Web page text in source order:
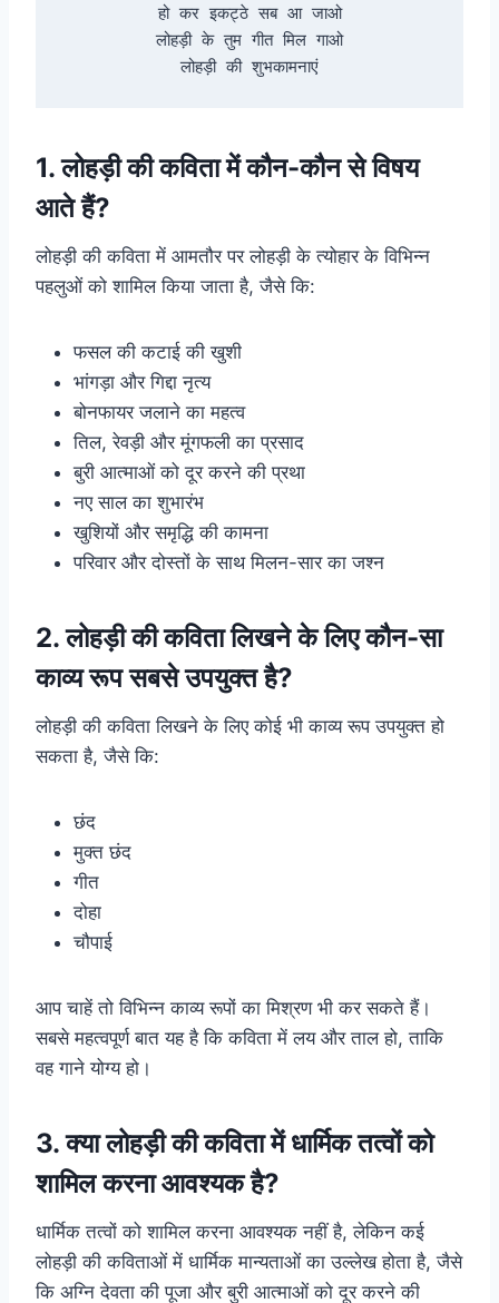
हो कर इकट्ठे सब आ जाओ
लोहड़ी के तुम गीत मिल गाओ
लोहड़ी की शुभकामनाएं
1. लोहड़ी की कविता में कौन-कौन से विषय
आते हैं?
लोहड़ी की कविता में आमतौर पर लोहड़ी के त्योहार के विभिन्न
पहलुओं को शामिल किया जाता है, जैसे कि:
फसल की कटाई की खुशी
भांगड़ा और गिद्दा नृत्य
बोनफायर जलाने का महत्व
तिल, रेवड़ी और मूंगफली का प्रसाद
बुरी आत्माओं को दूर करने की प्रथा
नए साल का शुभारंभ
खुशियों और समृद्धि की कामना
परिवार और दोस्तों के साथ मिलन-सार का जश्न
2. लोहड़ी की कविता लिखने के लिए कौन-सा
काव्य रूप सबसे उपयुक्त है?
लोहड़ी की कविता लिखने के लिए कोई भी काव्य रूप उपयुक्त हो
सकता है, जैसे कि:
छंद
मुक्त छंद
गीत
दोहा
चौपाई
आप चाहें तो विभिन्न काव्य रूपों का मिश्रण भी कर सकते हैं।
सबसे महत्वपूर्ण बात यह है कि कविता में लय और ताल हो, ताकि
वह गाने योग्य हो।
3. क्या लोहड़ी की कविता में धार्मिक तत्वों को
शामिल करना आवश्यक है?
धार्मिक तत्वों को शामिल करना आवश्यक नहीं है, लेकिन कई
लोहड़ी की कविताओं में धार्मिक मान्यताओं का उल्लेख होता है, जैसे
कि अग्नि देवता की पूजा और बुरी आत्माओं को दूर करने की